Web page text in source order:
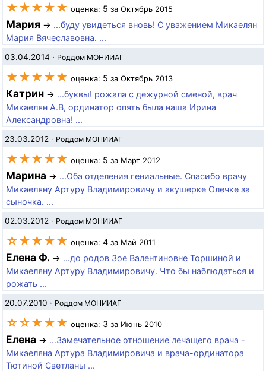
★★★★★ оценка: 5 за Октябрь 2015
Мария → ...буду увидеться вновь! С уважением Микаелян
Мария Вячеславовна. ...
03.04.2014 · Роддом МОНИИАГ
★★★★★ оценка: 5 за Октябрь 2013
Катрин → ...буквы! рожала с дежурной сменой, врач
Микаелян А.В, ординатор опять была наша Ирина
Александровна! ...
23.03.2012 · Роддом МОНИИАГ
★★★★★ оценка: 5 за Март 2012
Марина → ...Оба отделения гениальные. Спасибо врачу
Микаеляну Артуру Владимировичу и акушерке Олечке за
сыночка. ...
02.03.2012 · Роддом МОНИИАГ
☆★★★★ оценка: 4 за Май 2011
Елена Ф. → ...до родов Зое Валентиновне Торшиной и
Микаеляну Артуру Владимировичу. Что бы наблюдаться и
рожать ...
20.07.2010 · Роддом МОНИИАГ
☆☆★★★ оценка: 3 за Июнь 2010
Елена → ...Замечательное отношение лечащего врача -
Микаеляна Артура Владимировича и врача-ординатора
Тютиной Светланы ...